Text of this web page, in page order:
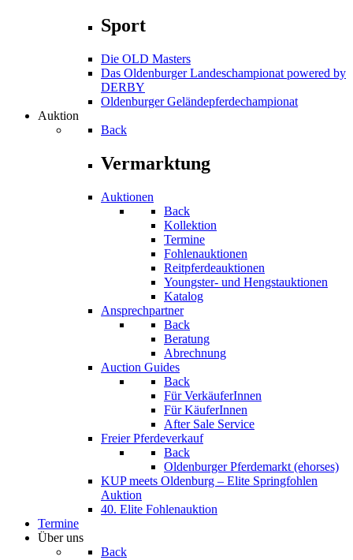
Sport
Die OLD Masters
Das Oldenburger Landeschampionat powered by
DERBY
Oldenburger Geländepferde­championat
Auktion
Back
Vermarktung
Auktionen
Back
Kollektion
Termine
Fohlenauktionen
Reitpferdeauktionen
Youngster- und Hengstauktionen
Katalog
Ansprechpartner
Back
Beratung
Abrechnung
Auction Guides
Back
Für VerkäuferInnen
Für KäuferInnen
After Sale Service
Freier Pferdeverkauf
Back
Oldenburger Pferdemarkt (ehorses)
KUP meets Oldenburg – Elite Springfohlen
Auktion
40. Elite Fohlenauktion
Termine
Über uns
Back